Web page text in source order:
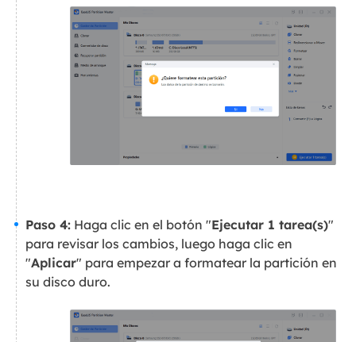
Paso 4:Haga clic en el botón "Ejecutar 1 tarea(s)"
para revisar los cambios, luego haga clic en
"Aplicar" para empezar a formatear la partición en
su disco duro.